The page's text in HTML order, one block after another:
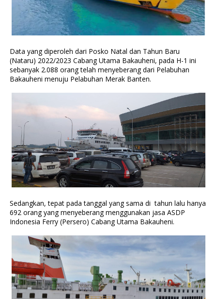
Data yang diperoleh dari Posko Natal dan Tahun Baru
(Nataru) 2022/2023 Cabang Utama Bakauheni, pada H-1 ini
sebanyak 2.088 orang telah menyeberang dari Pelabuhan
Bakauheni menuju Pelabuhan Merak Banten.
Sedangkan, tepat pada tanggal yang sama di tahun lalu hanya
692 orang yang menyeberang menggunakan jasa ASDP
Indonesia Ferry (Persero) Cabang Utama Bakauheni.